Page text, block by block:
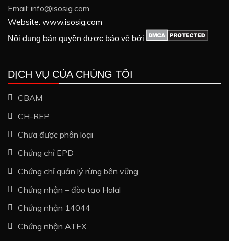
Email: info@isosig.com
Website: www.isosig.com
Nội dung bản quyền được bảo vệ bởi
DỊCH VỤ CỦA CHÚNG TÔI
CBAM
CH-REP
Chưa được phân loại
Chứng chỉ EPD
Chứng chỉ quản lý rừng bên vững
Chứng nhận – đào tạo Halal
Chứng nhận 14044
Chứng nhận ATEX